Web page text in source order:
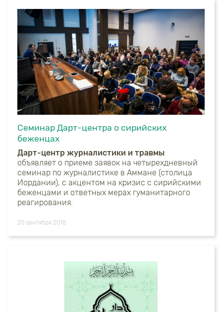
Семинар Дарт-центра о сирийских
беженцах
Дарт-центр журналистики и травмы
объявляет о приеме заявок на четырехдневный
семинар по журналистике в Аммане (столица
Иордании), с акцентом на кризис с сирийскими
беженцами и ответных мерах гуманитарного
реагирования.
20 сентября 2018